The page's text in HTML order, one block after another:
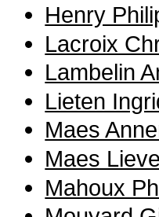
Henry
Lacroix
Lambelin
Lieten
Maes
Maes Lieve
Mahoux